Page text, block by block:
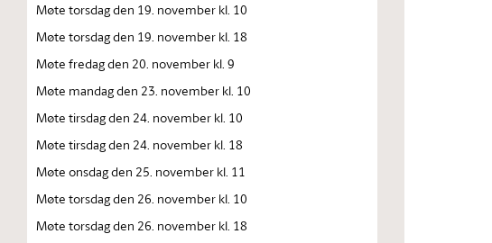
Møte torsdag den 19. november kl. 10
Møte torsdag den 19. november kl. 18
Møte fredag den 20. november kl. 9
Møte mandag den 23. november kl. 10
Møte tirsdag den 24. november kl. 10
Møte tirsdag den 24. november kl. 18
Møte onsdag den 25. november kl. 11
Møte torsdag den 26. november kl. 10
Møte torsdag den 26. november kl. 18